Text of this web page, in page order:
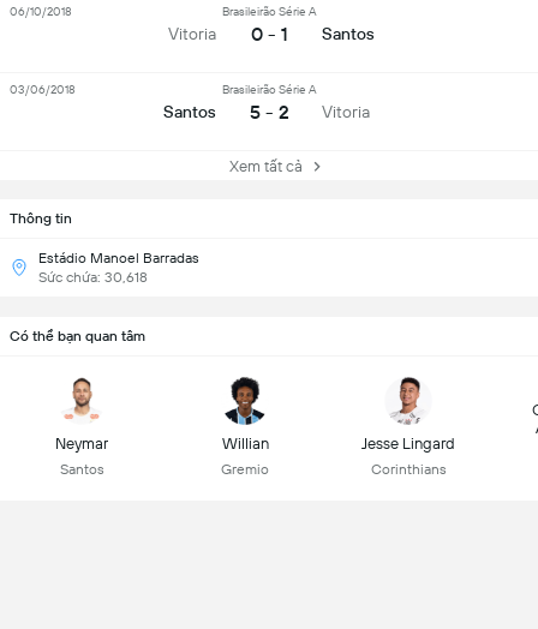
Thông tin
Estádio Manoel Barradas
Sức chứa: 30,618
Vitoria
Brasileirão Série A
0 - 1 Santos
06/10/2018
Santos
Brasileirão Série A
5 - 2 Vitoria
03/06/2018
Xem tất cả
Có thể bạn quan tâm
Neymar
Santos
Willian
Gremio
Jesse Lingard
Corinthians